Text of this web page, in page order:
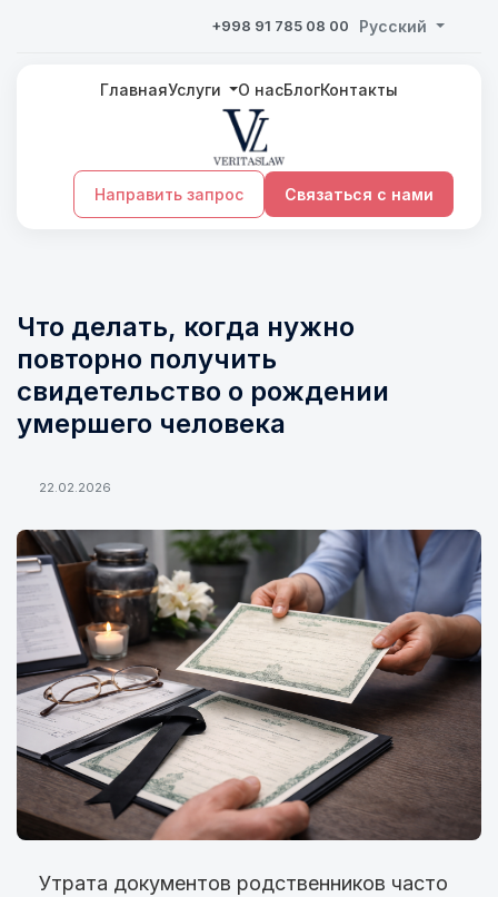
+998 91 785 08 00 Русский
ГлавнаяУслуги О насБлогКонтакты
Направить запрос Связаться с нами
Что делать, когда нужно
повторно получить
свидетельство о рождении
умершего человека
22.02.2026
Утрата документов родственников часто